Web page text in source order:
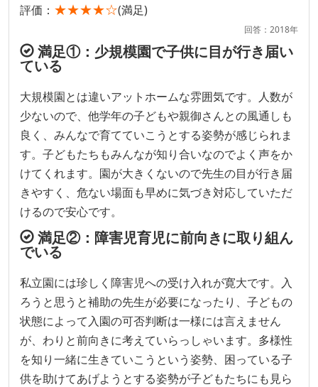
評価： ★★★★☆(満足)
回答：2018年
満足①：少規模園で子供に目が行き届い
ている
大規模園とは違いアットホームな雰囲気です。人数が
少ないので、他学年の子どもや親御さんとの風通しも
良く、みんなで育てていこうとする姿勢が感じられま
す。子どもたちもみんなが知り合いなのでよく声をか
けてくれます。園が大きくないので先生の目が行き届
きやすく、危ない場面も早めに気づき対応していただ
けるので安心です。
満足②：障害児育児に前向きに取り組ん
でいる
私立園には珍しく障害児への受け入れが寛大です。入
ろうと思うと補助の先生が必要になったり、子どもの
状態によって入園の可否判断は一様には言えません
が、わりと前向きに考えていらっしゃいます。多様性
を知り一緒に生きていこうという姿勢、困っている子
供を助けてあげようとする姿勢が子どもたちにも見ら